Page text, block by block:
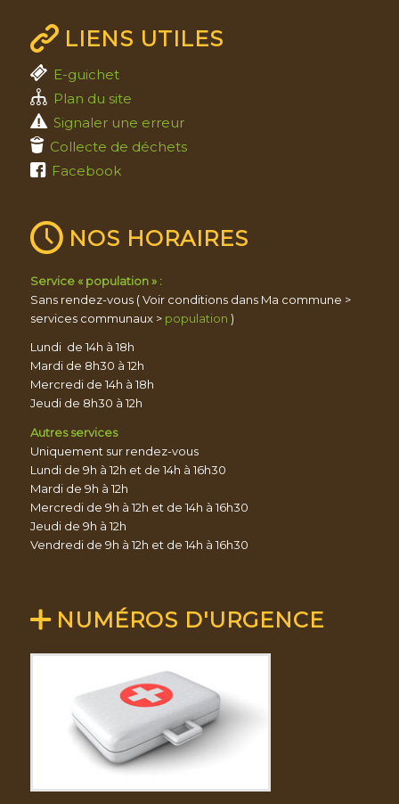
LIENS UTILES
E-guichet
Plan du site
Signaler une erreur
Collecte de déchets
Facebook
NOS HORAIRES
Service « population » :
Sans rendez-vous ( Voir conditions dans Ma commune >
services communaux > population )
Lundi de 14h à 18h
Mardi de 8h30 à 12h
Mercredi de 14h à 18h
Jeudi de 8h30 à 12h
Autres services
Uniquement sur rendez-vous
Lundi de 9h à 12h et de 14h à 16h30
Mardi de 9h à 12h
Mercredi de 9h à 12h et de 14h à 16h30
Jeudi de 9h à 12h
Vendredi de 9h à 12h et de 14h à 16h30
NUMÉROS D'URGENCE